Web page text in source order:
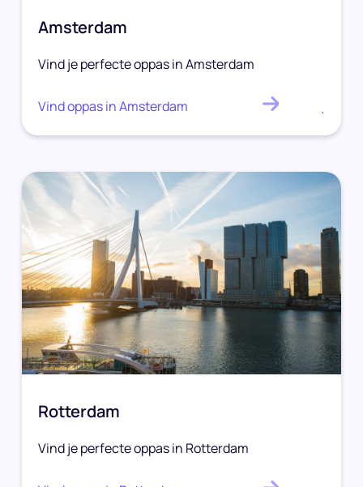
Amsterdam
Vind je perfecte oppas in Amsterdam
Vind oppas in Amsterdam .
Rotterdam
Vind je perfecte oppas in Rotterdam